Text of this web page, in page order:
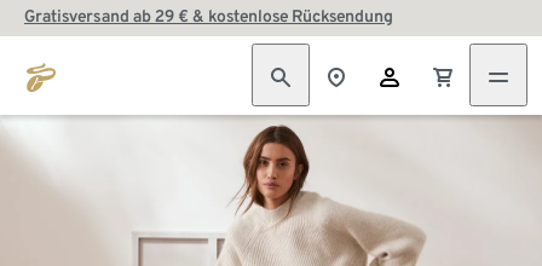
Gratisversand ab 29 € & kostenlose Rücksendung